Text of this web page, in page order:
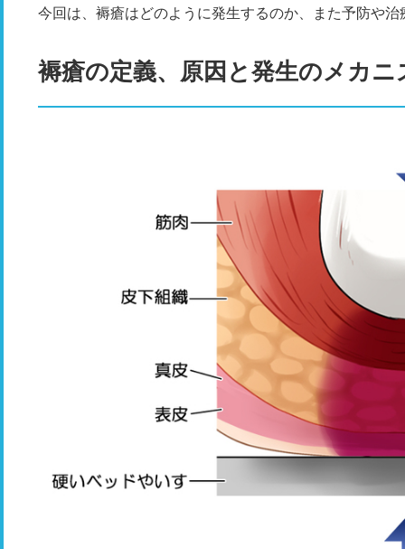
今回は、褥瘡はどのように発生するのか、また予防や
褥瘡の定義、原因と発生のメカ